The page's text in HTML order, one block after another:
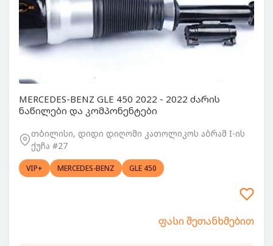
MERCEDES-BENZ GLE 450 2022 - 2022 ძარის
ნაწილები და კომპონენტები
თბილისი, დიდი დიღომი კათოლიკოს აბრამ I-ის
ქუჩა #27
VIP+ MERCEDES-BENZ GLE 450
ფასი შეთანხმებით